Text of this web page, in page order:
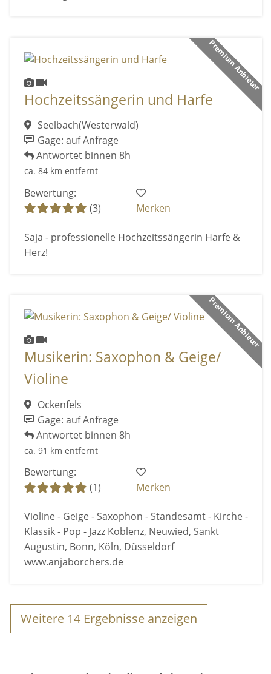
Premium Anbieter
Hochzeitssängerin und Harfe
Seelbach(Westerwald)
Gage: auf Anfrage
Antwortet binnen 8h
ca. 84 km entfernt
Bewertung:
(3)
Merken
Saja - professionelle Hochzeitssängerin Harfe &
Herz!
Premium Anbieter
Musikerin: Saxophon & Geige/
Violine
Ockenfels
Gage: auf Anfrage
Antwortet binnen 8h
ca. 91 km entfernt
Bewertung:
(1)
Merken
Violine - Geige - Saxophon - Standesamt - Kirche -
Klassik - Pop - Jazz Koblenz, Neuwied, Sankt
Augustin, Bonn, Köln, Düsseldorf
www.anjaborchers.de
Weitere 14 Ergebnisse anzeigen